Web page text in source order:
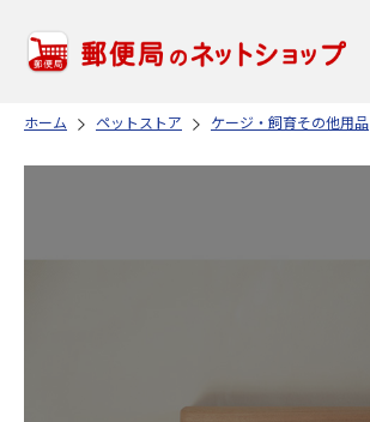
ホーム ペットストア ケージ・飼育その他用品